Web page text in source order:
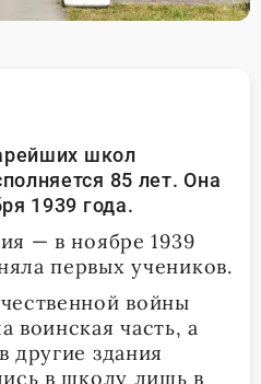
школ
85 лет. Она
1939 года.
— в ноябре 1939
первых учеников.
войны
воинская часть, а
другие здания
в школу лишь в